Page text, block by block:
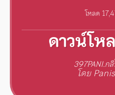
โหลด
ดาวน์โ
397PANI.ก
โดย